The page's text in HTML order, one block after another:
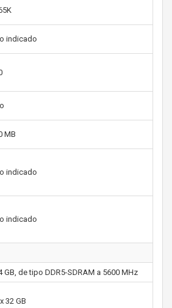
indicado
MB
indicado
indicado
GB, de tipo DDR5-SDRAM a 5600 MHz
32 GB